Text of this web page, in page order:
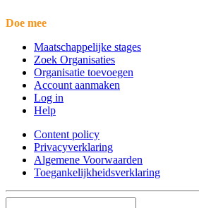
Doe mee
Maatschappelijke stages
Zoek Organisaties
Organisatie toevoegen
Account aanmaken
Log in
Help
Content policy
Privacyverklaring
Algemene Voorwaarden
Toegankelijkheidsverklaring